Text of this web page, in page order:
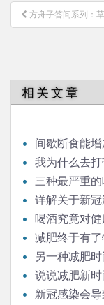
文
章
方舟子答问系列：
相关文章
间歇断食能
我为什么去
三种最严重
详解关于新
喝酒究竟对
减肥终于有
另一种减肥
说说减肥新
新冠感染会